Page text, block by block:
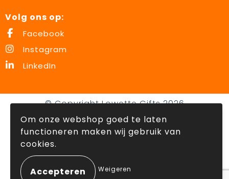
Volg ons op:
Facebook
Instagram
LinkedIn
© Copyright Lowette Gifts 2026
Om onze webshop goed te laten
functioneren maken wij gebruik van
cookies.
Weigeren